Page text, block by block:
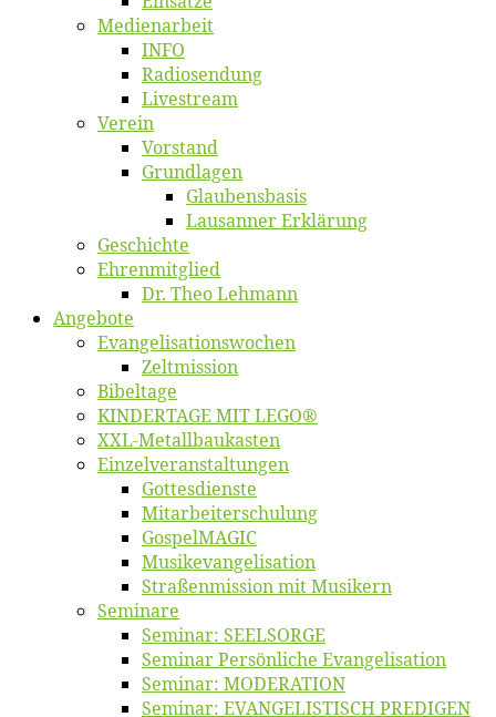
Me­di­en­ar­beit
INFO
Ra­dio­sen­dung
Live­stream
Ver­ein
Vor­stand
Grund­la­gen
Glaubens­ba­sis
Lausan­ner Erklärung
Ge­schich­te
Eh­ren­mit­glied
Dr. Theo Lehmann
An­ge­bo­te
Evangelisa­tions­wo­chen
Zelt­mis­si­on
Bi­bel­ta­ge
KINDERTAGE MIT LEGO®
XXL-Me­­tal­l­­bau­­kas­­ten
Einzelver­an­stal­tungen
Got­tes­diens­te
Mitarbeiter­schulung
Gos­pel­MA­GIC
Musikevan­ge­li­sa­tion
Straßenmis­sion mit Musikern
Se­mi­na­re
Se­mi­nar: SEELSORGE
Se­mi­nar Per­sön­li­che Evangelisation
Se­mi­nar: MODERATION
Se­mi­nar: EVANGELISTISCH PREDIGEN